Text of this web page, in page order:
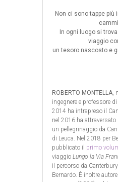
Non ci sono tappe più
In ogni luogo si
viaggio
un tesoro nascosto e
ROBERTO MONTELLA
ingegnere e professore
2014 ha intrapreso il
nel 2016 ha attraversato
un pellegrinaggio da
di Leuca. Nel 2018 per
pubblicato il primo
viaggio Lungo la Via
il percorso da
Bernardo. È inoltre